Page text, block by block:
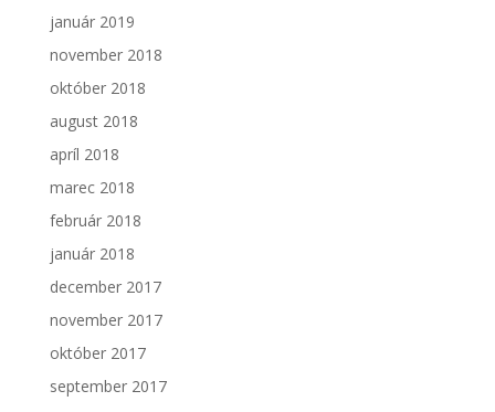
január 2019
november 2018
október 2018
august 2018
apríl 2018
marec 2018
február 2018
január 2018
december 2017
november 2017
október 2017
september 2017